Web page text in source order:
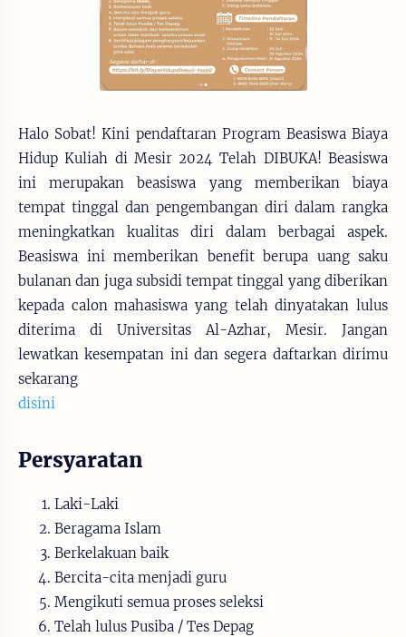
Halo Sobat! Kini pendaftaran Program Beasiswa Biaya
Hidup Kuliah di Mesir 2024 Telah DIBUKA! Beasiswa
ini merupakan beasiswa yang memberikan biaya
tempat tinggal dan pengembangan diri dalam rangka
meningkatkan kualitas diri dalam berbagai aspek.
Beasiswa ini memberikan benefit berupa uang saku
bulanan dan juga subsidi tempat tinggal yang diberikan
kepada calon mahasiswa yang telah dinyatakan lulus
diterima di Universitas Al-Azhar, Mesir. Jangan
lewatkan kesempatan ini dan segera daftarkan dirimu
sekarang
disini
Persyaratan
Laki-Laki
Beragama Islam
Berkelakuan baik
Bercita-cita menjadi guru
Mengikuti semua proses seleksi
Telah lulus Pusiba / Tes Depag